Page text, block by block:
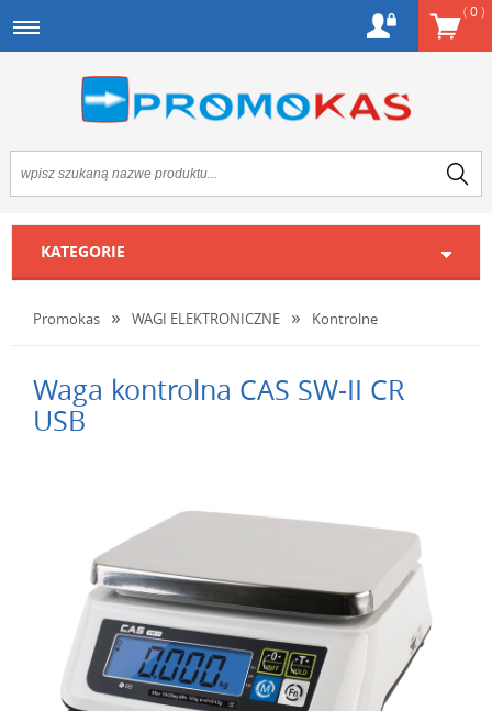
(0)
KATEGORIE
Promokas WAGI ELEKTRONICZNE Kontrolne
Waga kontrolna CAS SW-II CR
USB